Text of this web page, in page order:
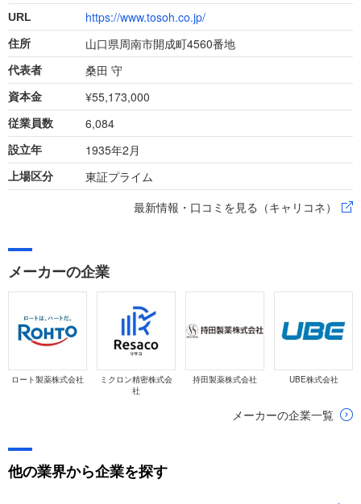
URL https://www.tosoh.co.jp/
住所 山口県周南市開成町4560番地
代表者 桑田 守
資本金 ¥55,173,000
従業員数 6,084
設立年 1935年2月
上場区分
東証プライム
最新情報・口コミを見る（キャリコネ）
メーカーの企業
ロート製薬株式会社
ミクロン精密株式会
社
持田製薬株式会社 UBE株式会社
メーカーの企業一覧
他の業界から企業を探す